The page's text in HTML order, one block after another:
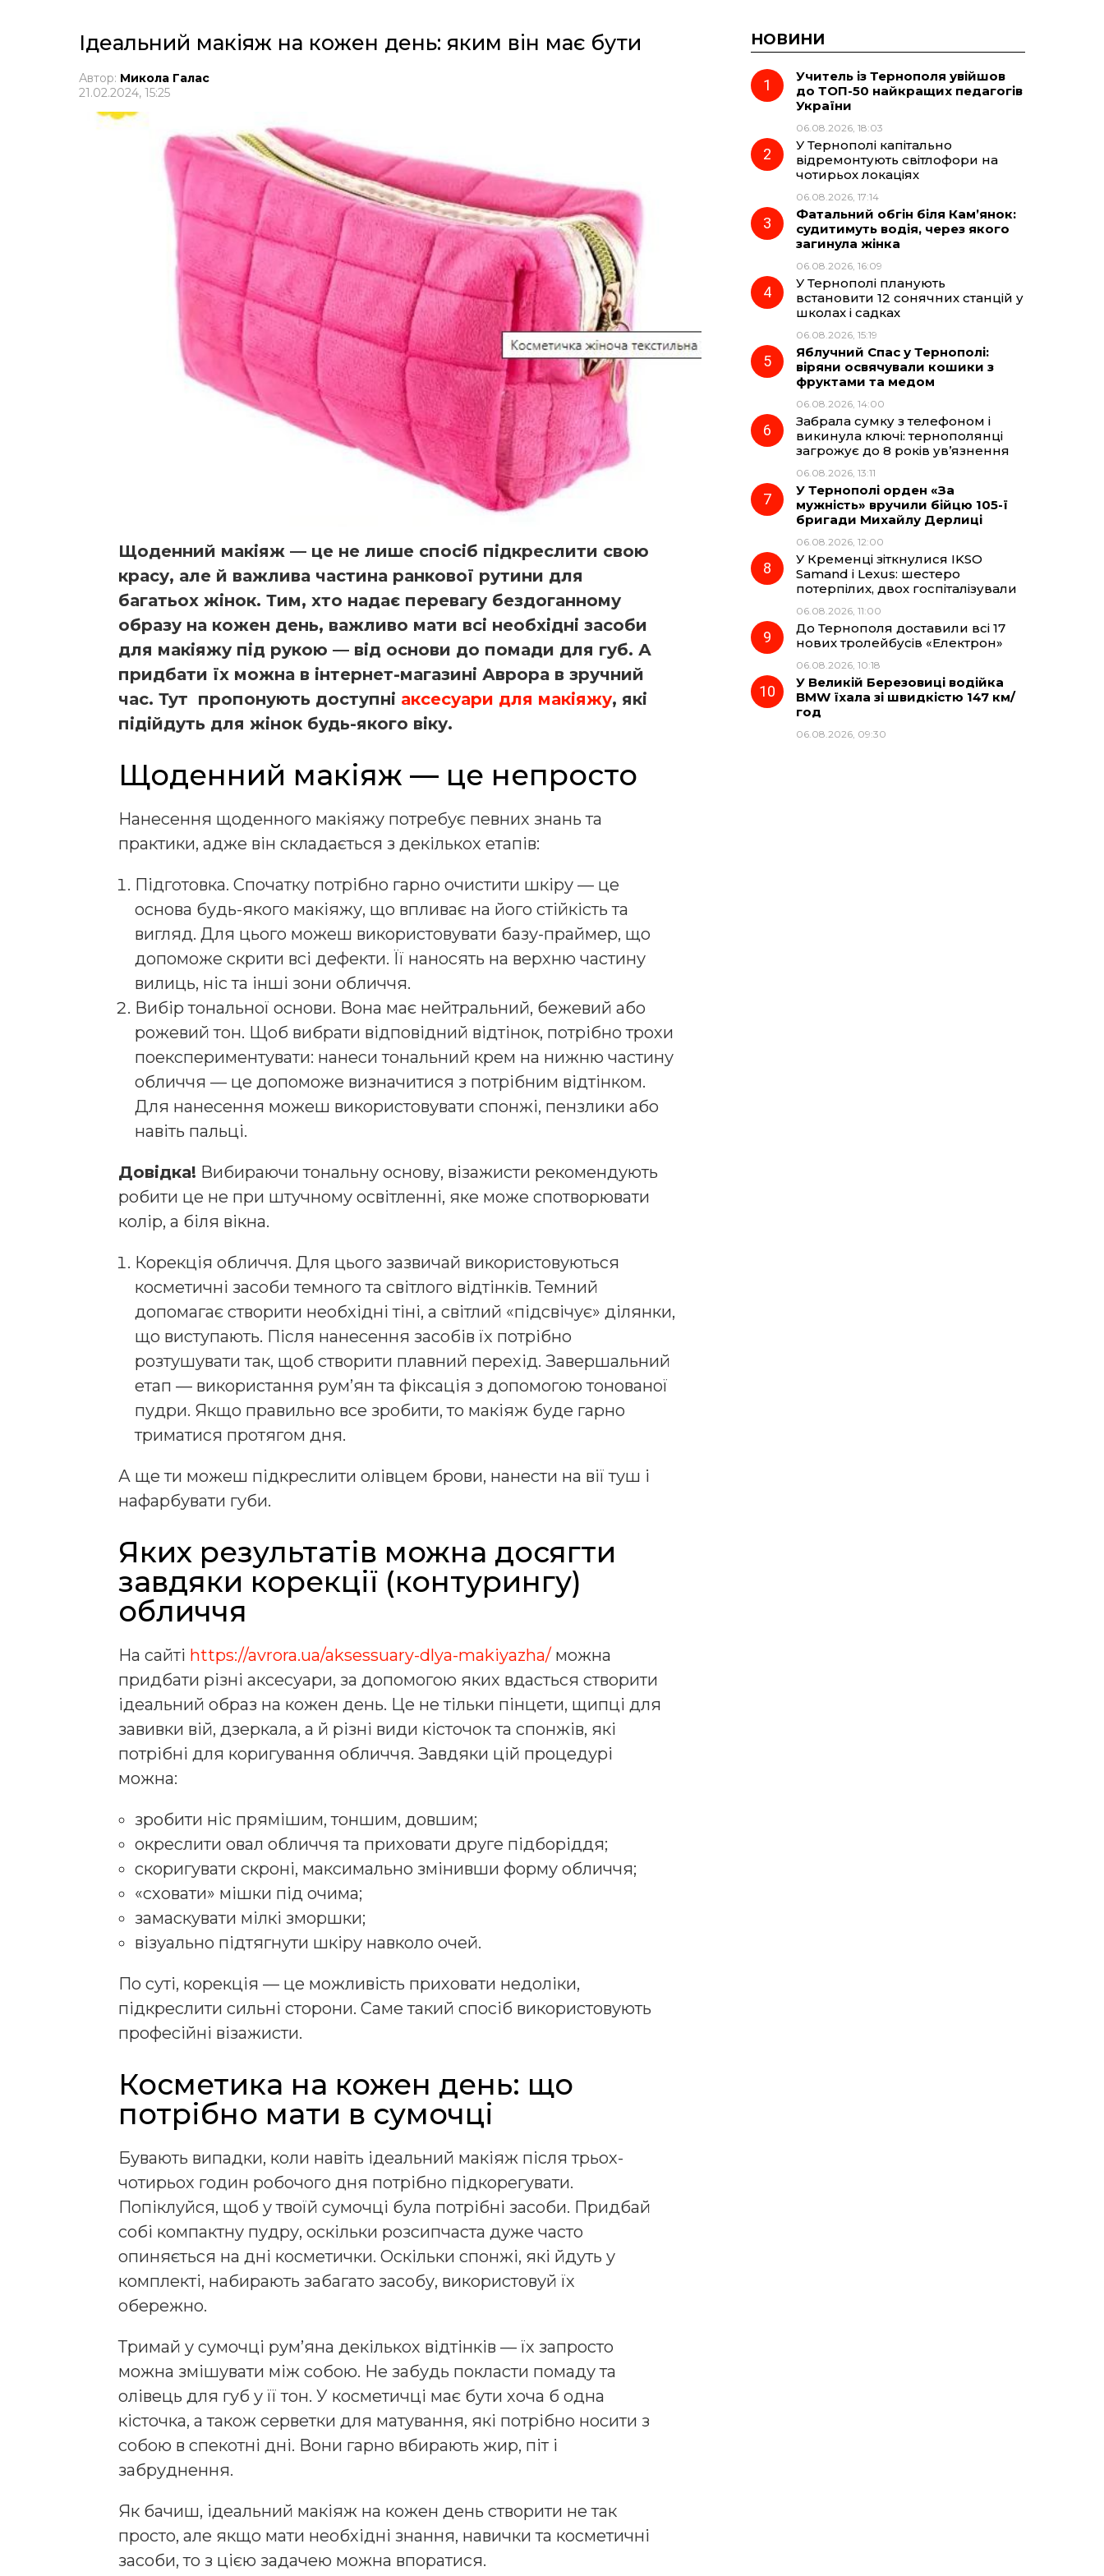
Ідеальний макіяж на кожен день: яким він має бути
Автор: Микола Галас
21.02.2024, 15:25
Щоденний макіяж — це не лише спосіб підкреслити свою
красу, але й важлива частина ранкової рутини для
багатьох жінок. Тим, хто надає перевагу бездоганному
образу на кожен день, важливо мати всі необхідні засоби
для макіяжу під рукою — від основи до помади для губ. А
придбати їх можна в інтернет-магазині Аврора в зручний
час. Тут пропонують доступні аксесуари для макіяжу, які
підійдуть для жінок будь-якого віку.
Щоденний макіяж — це непросто
Нанесення щоденного макіяжу потребує певних знань та
практики, адже він складається з декількох етапів:
Підготовка. Спочатку потрібно гарно очистити шкіру — це
основа будь-якого макіяжу, що впливає на його стійкість та
вигляд. Для цього можеш використовувати базу-праймер, що
допоможе скрити всі дефекти. Її наносять на верхню частину
вилиць, ніс та інші зони обличчя.
Вибір тональної основи. Вона має нейтральний, бежевий або
рожевий тон. Щоб вибрати відповідний відтінок, потрібно трохи
поекспериментувати: нанеси тональний крем на нижню частину
обличчя — це допоможе визначитися з потрібним відтінком.
Для нанесення можеш використовувати спонжі, пензлики або
навіть пальці.
Довідка! Вибираючи тональну основу, візажисти рекомендують
робити це не при штучному освітленні, яке може спотворювати
колір, а біля вікна.
Корекція обличчя. Для цього зазвичай використовуються
косметичні засоби темного та світлого відтінків. Темний
допомагає створити необхідні тіні, а світлий «підсвічує» ділянки,
що виступають. Після нанесення засобів їх потрібно
розтушувати так, щоб створити плавний перехід. Завершальний
етап — використання рум’ян та фіксація з допомогою тонованої
пудри. Якщо правильно все зробити, то макіяж буде гарно
триматися протягом дня.
А ще ти можеш підкреслити олівцем брови, нанести на вії туш і
нафарбувати губи.
Яких результатів можна досягти
завдяки корекції (контурингу)
обличчя
На сайті https://avrora.ua/aksessuary-dlya-makiyazha/ можна
придбати різні аксесуари, за допомогою яких вдасться створити
ідеальний образ на кожен день. Це не тільки пінцети, щипці для
завивки вій, дзеркала, а й різні види кісточок та спонжів, які
потрібні для коригування обличчя. Завдяки цій процедурі
можна:
зробити ніс прямішим, тоншим, довшим;
окреслити овал обличчя та приховати друге підборіддя;
скоригувати скроні, максимально змінивши форму обличчя;
«сховати» мішки під очима;
замаскувати мілкі зморшки;
візуально підтягнути шкіру навколо очей.
По суті, корекція — це можливість приховати недоліки,
підкреслити сильні сторони. Саме такий спосіб використовують
професійні візажисти.
Косметика на кожен день: що
потрібно мати в сумочці
Бувають випадки, коли навіть ідеальний макіяж після трьох-
чотирьох годин робочого дня потрібно підкорегувати.
Попіклуйся, щоб у твоїй сумочці була потрібні засоби. Придбай
собі компактну пудру, оскільки розсипчаста дуже часто
опиняється на дні косметички. Оскільки спонжі, які йдуть у
комплекті, набирають забагато засобу, використовуй їх
обережно.
Тримай у сумочці рум’яна декількох відтінків — їх запросто
можна змішувати між собою. Не забудь покласти помаду та
олівець для губ у її тон. У косметичці має бути хоча б одна
кісточка, а також серветки для матування, які потрібно носити з
собою в спекотні дні. Вони гарно вбирають жир, піт і
забруднення.
Як бачиш, ідеальний макіяж на кожен день створити не так
просто, але якщо мати необхідні знання, навички та косметичні
засоби, то з цією задачею можна впоратися.
НОВИНИ
Учитель із Тернополя увійшов
до ТОП-50 найкращих педагогів
України
06.08.2026, 18:03
У Тернополі капітально
відремонтують світлофори на
чотирьох локаціях
06.08.2026, 17:14
Фатальний обгін біля Кам’янок:
судитимуть водія, через якого
загинула жінка
06.08.2026, 16:09
У Тернополі планують
встановити 12 сонячних станцій у
школах і садках
06.08.2026, 15:19
Яблучний Спас у Тернополі:
віряни освячували кошики з
фруктами та медом
06.08.2026, 14:00
Забрала сумку з телефоном і
викинула ключі: тернополянці
загрожує до 8 років ув’язнення
06.08.2026, 13:11
У Тернополі орден «За
мужність» вручили бійцю 105-ї
бригади Михайлу Дерлиці
06.08.2026, 12:00
У Кременці зіткнулися IKSO
Samand і Lexus: шестеро
потерпілих, двох госпіталізували
06.08.2026, 11:00
До Тернополя доставили всі 17
нових тролейбусів «Електрон»
06.08.2026, 10:18
У Великій Березовиці водійка
BMW їхала зі швидкістю 147 км/
год
06.08.2026, 09:30